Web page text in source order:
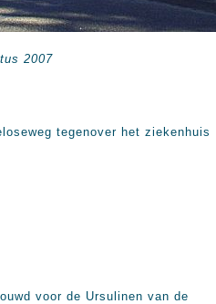
2007
tegenover het ziekenhuis
voor de Ursulinen van de